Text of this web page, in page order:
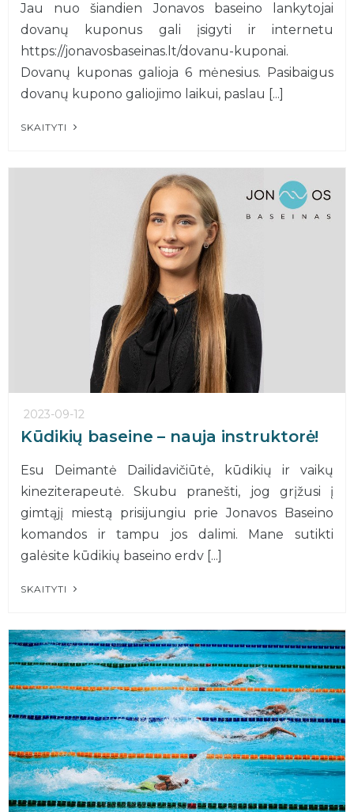
Jau nuo šiandien Jonavos baseino lankytojai
dovanų kuponus gali įsigyti ir internetu
https://jonavosbaseinas.lt/dovanu-kuponai.
Dovanų kuponas galioja 6 mėnesius. Pasibaigus
dovanų kupono galiojimo laikui, paslau [...]
SKAITYTI
2023-09-12
Kūdikių baseine – nauja instruktorė!
Esu Deimantė Dailidavičiūtė, kūdikių ir vaikų
kineziterapeutė. Skubu pranešti, jog grįžusi į
gimtąjį miestą prisijungiu prie Jonavos Baseino
komandos ir tampu jos dalimi. Mane sutikti
galėsite kūdikių baseino erdv [...]
SKAITYTI